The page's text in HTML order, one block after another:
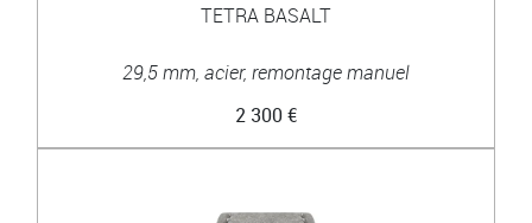
TETRA BASALT
29,5 mm, acier, remontage manuel
2 300 €